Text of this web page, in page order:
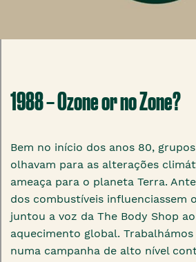
1988 – Ozone or no Zone?
Bem no início dos anos 80,
olhavam para as alterações
ameaça para o planeta Terra.
dos combustíveis influenciassem
juntou a voz da The Body Shop
aquecimento global.
numa campanha de alto nível